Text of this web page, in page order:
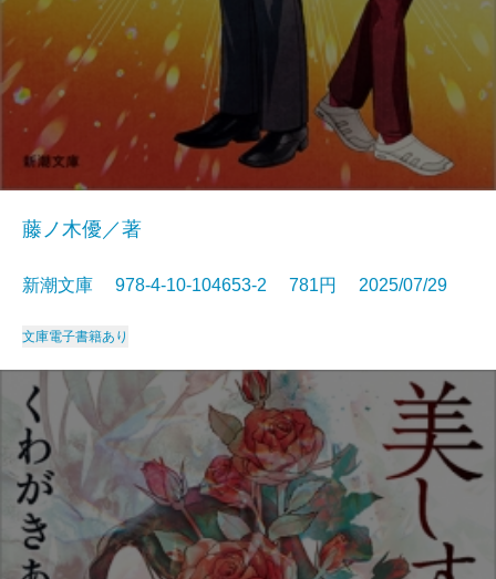
藤ノ木優／著
新潮文庫 978-4-10-104653-2 781円 2025/07/29
文庫電子書籍あり